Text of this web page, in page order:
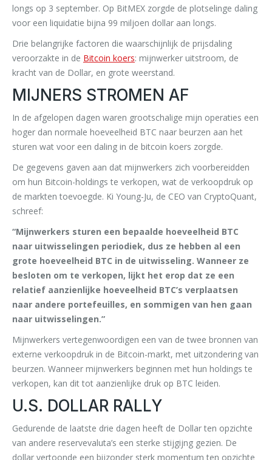
longs op 3 september. Op BitMEX zorgde de plotselinge daling
voor een liquidatie bijna 99 miljoen dollar aan longs.
Drie belangrijke factoren die waarschijnlijk de prijsdaling
veroorzakte in de Bitcoin koers: mijnwerker uitstroom, de
kracht van de Dollar, en grote weerstand.
MIJNERS STROMEN AF
In de afgelopen dagen waren grootschalige mijn operaties een
hoger dan normale hoeveelheid BTC naar beurzen aan het
sturen wat voor een daling in de bitcoin koers zorgde.
De gegevens gaven aan dat mijnwerkers zich voorbereidden
om hun Bitcoin-holdings te verkopen, wat de verkoopdruk op
de markten toevoegde. Ki Young-Ju, de CEO van CryptoQuant,
schreef:
“Mijnwerkers sturen een bepaalde hoeveelheid BTC
naar uitwisselingen periodiek, dus ze hebben al een
grote hoeveelheid BTC in de uitwisseling. Wanneer ze
besloten om te verkopen, lijkt het erop dat ze een
relatief aanzienlijke hoeveelheid BTC’s verplaatsen
naar andere portefeuilles, en sommigen van hen gaan
naar uitwisselingen.”
Mijnwerkers vertegenwoordigen een van de twee bronnen van
externe verkoopdruk in de Bitcoin-markt, met uitzondering van
beurzen. Wanneer mijnwerkers beginnen met hun holdings te
verkopen, kan dit tot aanzienlijke druk op BTC leiden.
U.S. DOLLAR RALLY
Gedurende de laatste drie dagen heeft de Dollar ten opzichte
van andere reservevaluta’s een sterke stijgijng gezien. De
dollar vertoonde een bijzonder sterk momentum ten opzichte